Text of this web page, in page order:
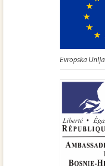
Evropska Unija